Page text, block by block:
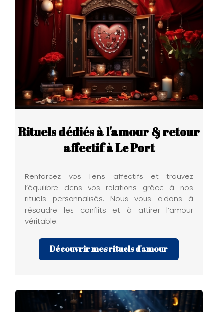
Rituels dédiés à l'amour & retour
affectif à Le Port
Renforcez vos liens affectifs et trouvez
l’équilibre dans vos relations grâce à nos
rituels personnalisés. Nous vous aidons à
résoudre les conflits et à attirer l’amour
véritable.
Découvrir mes rituels d'amour